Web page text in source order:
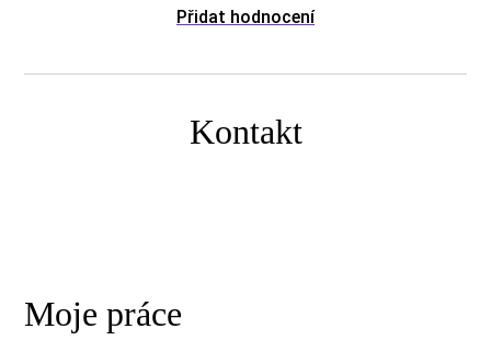
Přidat hodnocení
Kontakt
Moje práce